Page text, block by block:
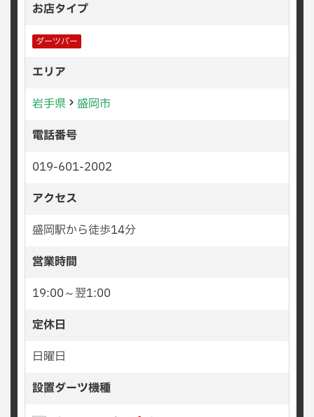
お店タイプ
ダーツバー
エリア
岩手県
盛岡市
電話番号
019-601-2002
アクセス
盛岡駅から徒歩14分
営業時間
19:00～翌1:00
定休日
日曜日
設置ダーツ機種